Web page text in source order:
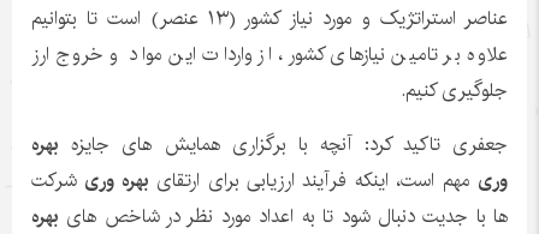
عناصر استراتژیک و مورد نیاز کشور (۱۳ عنصر) است تا بتوانیم
علاوه بر تامین نیازهای کشور، از واردات این مواد و خروج ارز
جلوگیری کنیم.
جعفری تاکید کرد: آنچه با برگزاری همایش های جایزه بهره
وری مهم است، اینکه فرآیند ارزیابی برای ارتقای بهره وری شرکت
ها با جدیت دنبال شود تا به اعداد مورد نظر در شاخص های بهره